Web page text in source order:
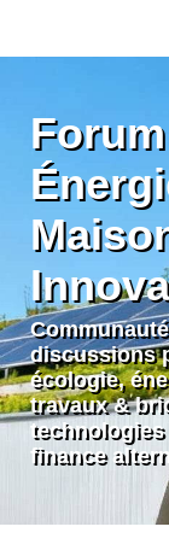
discussions
écologie,
travaux &
finance